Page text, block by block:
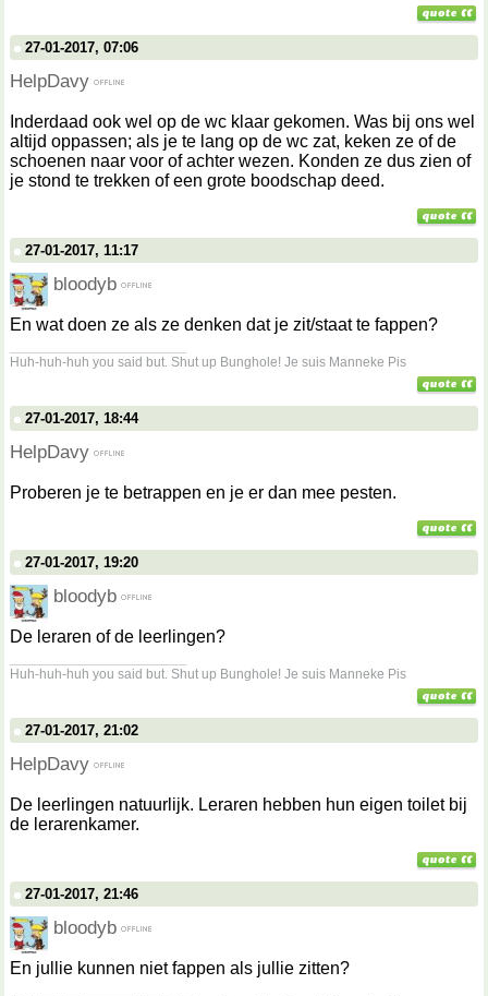
27-01-2017, 07:06
HelpDavy
Inderdaad ook wel op de wc klaar gekomen. Was bij ons wel
altijd oppassen; als je te lang op de wc zat, keken ze of de
schoenen naar voor of achter wezen. Konden ze dus zien of
je stond te trekken of een grote boodschap deed.
27-01-2017, 11:17
bloodyb
En wat doen ze als ze denken dat je zit/staat te fappen?
Huh-huh-huh you said but. Shut up Bunghole! Je suis Manneke Pis
27-01-2017, 18:44
HelpDavy
Proberen je te betrappen en je er dan mee pesten.
27-01-2017, 19:20
bloodyb
De leraren of de leerlingen?
Huh-huh-huh you said but. Shut up Bunghole! Je suis Manneke Pis
27-01-2017, 21:02
HelpDavy
De leerlingen natuurlijk. Leraren hebben hun eigen toilet bij
de lerarenkamer.
27-01-2017, 21:46
bloodyb
En jullie kunnen niet fappen als jullie zitten?